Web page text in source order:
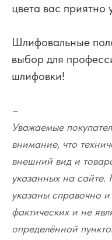
цвета вас приятно
Шлифовальные
выбор для
шлифовки!
–
Уважаемые
внимание, что
внешний вид и
указанных на сайте.
указаны справочно и
фактических и не
определённой